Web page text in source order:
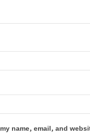
name, email, and